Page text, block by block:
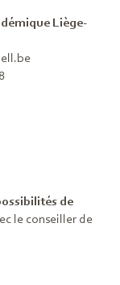
Liège-
de
le conseiller de